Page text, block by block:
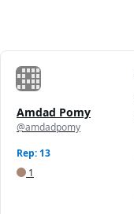
Amdad Pomy
@amdadpomy
Rep: 13
1